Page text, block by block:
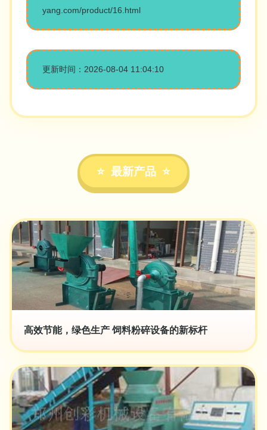
yang.com/product/16.html
更新时间：2026-08-04 11:04:10
最新产品
高效节能，绿色生产 饲料粉碎设备的新标杆